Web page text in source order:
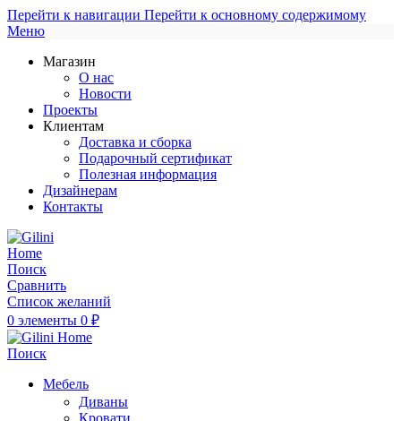
Перейти к навигации Перейти к основному содержимому
Меню
Магазин
О нас
Новости
Проекты
Клиентам
Доставка и сборка
Подарочный сертификат
Полезная информация
Дизайнерам
Контакты
Поиск
Сравнить
Список желаний
0 элементы 0 ₽
Поиск
Мебель
Диваны
Кровати